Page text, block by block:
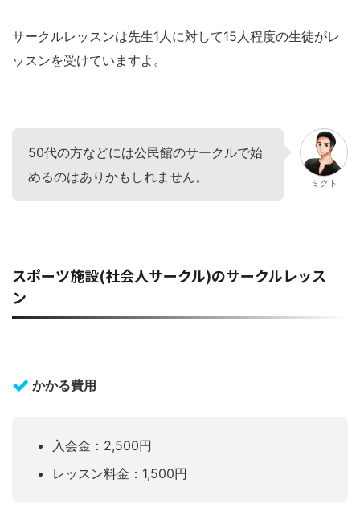
サークルレッスンは先生1人に対して15人程度の生徒がレ
ッスンを受けていますよ。
50代の方などには公民館のサークルで始
めるのはありかもしれません。
ミクト
スポーツ施設(社会人サークル)のサークルレッス
ン
かかる費用
入会金：2,500円
レッスン料金：1,500円